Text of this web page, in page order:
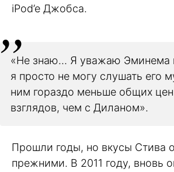
iPod’e Джобса.
«Не знаю… Я уважаю Эминема
я просто не могу слушать его
ним гораздо меньше общих
взглядов, чем с Диланом».
Прошли годы, но вкусы Стива
прежними. В 2011 году, вновь